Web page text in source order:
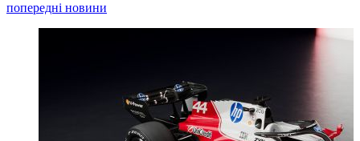
попередні новини